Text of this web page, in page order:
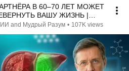
В 60–70 ЛЕТ МОЖЕТ
ВАШУ ЖИЗНЬ |
and Мудрый Разум • 107K views